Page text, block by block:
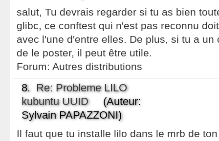
salut, Tu devrais regarder si tu as bien
glibc, ce conftest qui n'est pas reconnu
avec l'une d'entre elles. De plus, si tu a un
de le poster, il peut être utile.
Forum: Autres distributions
8. Re: Probleme LILO
kubuntu UUID(Auteur:
Sylvain PAPAZZONI)
Il faut que tu installe lilo dans le mrb de